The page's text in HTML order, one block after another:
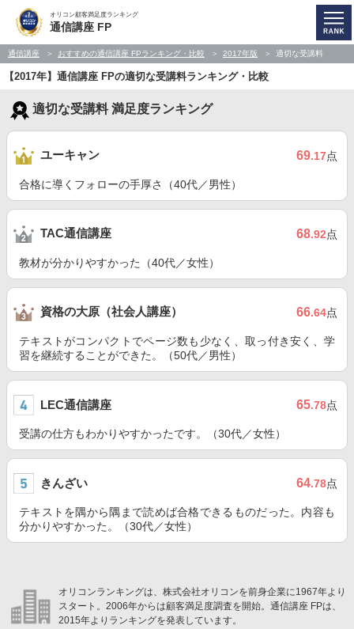
オリコン顧客満足度ランキング
通信講座 FP
通信講座 おすすめの通信講座 FPランキング・比較 2017年版 適切な受講料
【2017年】通信講座 FPの適切な受講料ランキング・比較
適切な受講料 満足度ランキング
ユーキャン 69.17点
合格に導くフォローの手厚さ（40代／男性）
TAC通信講座 68.92点
教材が分かりやすかった（40代／女性）
資格の大原（社会人講座） 66.64点
テキストがコンパクトでページ数も少なく、取っ付き安く、学
習を継続することができた。（50代／男性）
LEC通信講座 65.78点
受講の仕方もわかりやすかったです。（30代／女性）
きんざい 64.78点
テキストを隅から隅まで読めば合格できるものだった。内容も
分かりやすかった。（30代／女性）
オリコンランキングは、株式会社オリコンを前身企業に1967年より
スタート。2006年からは顧客満足度調査を開始。通信講座 FPは、
2015年よりランキングを発表しています。